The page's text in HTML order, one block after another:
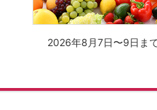
2026年8月7日〜9日ま